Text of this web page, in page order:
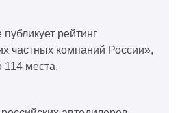
рейтинг
частных компаний России»,
114 места.